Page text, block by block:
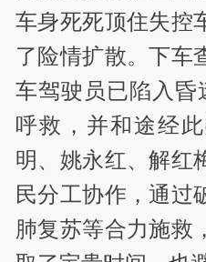
车身死死顶住失控
了险情扩散。下车
车驾驶员已陷入昏
呼救，并和途经
明、姚永红、解红
民分工协作，通过
肺复苏等合力施救